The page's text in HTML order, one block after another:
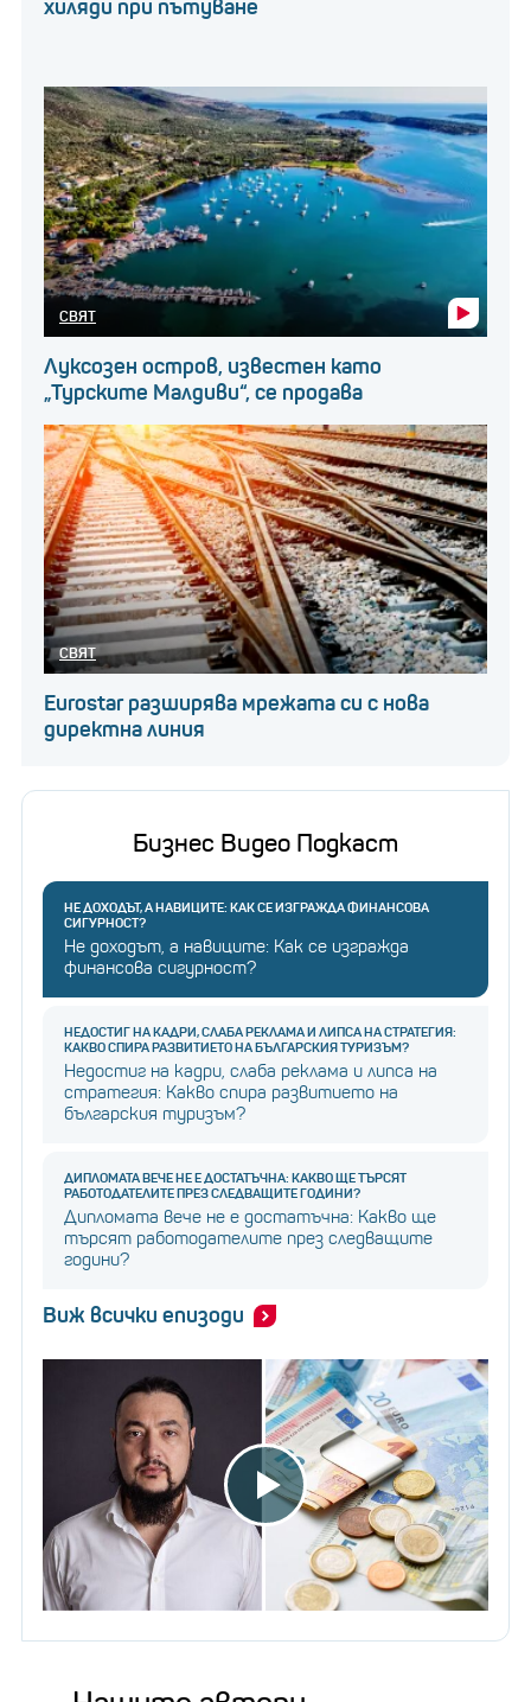
2021 г., след като Генслер намекна, че ще се
оставката му последва скок от 25% до 1,4 долара,
когато той официално обяви оставката си.
Пазарните наблюдатели разглеждат напускането
на Генслер като потенциален катализатор за
разрешаване на правните предизвикателства на
Ripple, като експерти предполагат, че текущите
дела на SEC срещу крипто компаниите може да
бъдат отхвърлени.
Последвайте businessnovinite.bg
INSTAGRAM
Последвайте businessnovinite.bg
въвFACEBOOK
Последвайте businessnovinite.bg вLINKEDIN
хиляди при пътуване
СВЯТ
Луксозен остров, известен като
„Турските Малдиви“, се продава
СВЯТ
Eurostar разширява мрежата си с нова
директна линия
Бизнес Видео Подкаст
НЕ ДОХОДЪТ, А НАВИЦИТЕ: КАК СЕ ИЗГРАЖДА ФИНАНСОВА
СИГУРНОСТ?
Не доходът, а навиците: Как се изгражда
финансова сигурност?
НЕДОСТИГ НА КАДРИ, СЛАБА РЕКЛАМА И ЛИПСА НА СТРАТЕГИЯ:
КАКВО СПИРА РАЗВИТИЕТО НА БЪЛГАРСКИЯ ТУРИЗЪМ?
Недостиг на кадри, слаба реклама и липса на
стратегия: Какво спира развитието на
българския туризъм?
ДИПЛОМАТА ВЕЧЕ НЕ Е ДОСТАТЪЧНА: КАКВО ЩЕ ТЪРСЯТ
РАБОТОДАТЕЛИТЕ ПРЕЗ СЛЕДВАЩИТЕ ГОДИНИ?
Дипломата вече не е достатъчна: Какво ще
търсят работодателите през следващите
години?
Виж всички епизоди